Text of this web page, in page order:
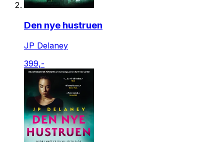
Den nye hustruen
JP Delaney
399,-